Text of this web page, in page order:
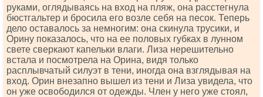
руками, оглядываясь на вход на пляж, она расстегнула
бюстгальтер и бросила его возле себя на песок. Теперь
дело оставалось за немногим: она скинула трусики, и
Орину показалось, что на ее половых губках в лунном
свете сверкают капельки влаги. Лиза нерешительно
встала и посмотрела на Орина, видя только
расплывчатый силуэт в тени, иногда она взглядывая на
вход. Орин внезапно вышел из тени и Лиза увидела, что
он уже освободился от одежды. Член у него уже стоял,